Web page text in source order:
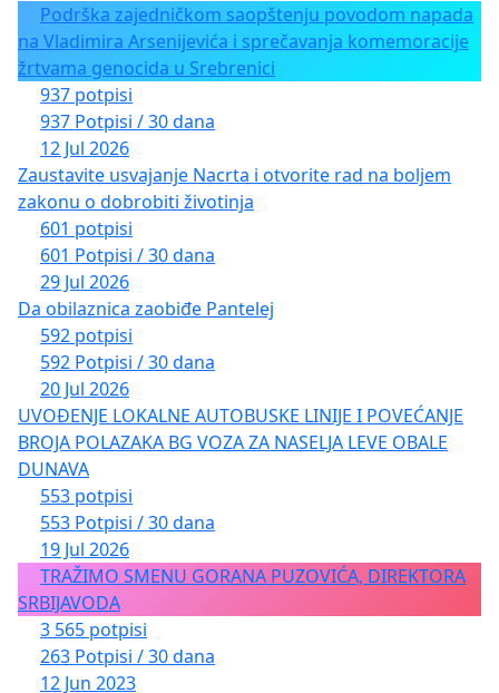
Podrška zajedničkom saopštenju povodom napada
na Vladimira Arsenijevića i sprečavanja komemoracije
žrtvama genocida u Srebrenici
937 potpisi
937 Potpisi / 30 dana
12 Jul 2026
Zaustavite usvajanje Nacrta i otvorite rad na boljem
zakonu o dobrobiti životinja
601 potpisi
601 Potpisi / 30 dana
29 Jul 2026
Da obilaznica zaobiđe Pantelej
592 potpisi
592 Potpisi / 30 dana
20 Jul 2026
UVOĐENJE LOKALNE AUTOBUSKE LINIJE I POVEĆANJE
BROJA POLAZAKA BG VOZA ZA NASELJA LEVE OBALE
DUNAVA
553 potpisi
553 Potpisi / 30 dana
19 Jul 2026
TRAŽIMO SMENU GORANA PUZOVIĆA, DIREKTORA
SRBIJAVODA
3 565 potpisi
263 Potpisi / 30 dana
12 Jun 2023